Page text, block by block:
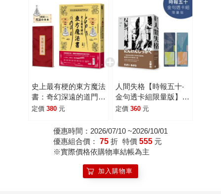
史上最有梗的東方魔法
書：奇幻深遠的道門咒
語(隨書加贈咒語小本
定價 380 元
人間失格【時報五十‧
金句透卡組限量版】
（精裝版）
定價 360 元
優惠時間：2026/07/10 ~2026/10/01
優惠組合價： 75 折 特價 555 元
※實際價格依購物車結帳為主
加入購物車